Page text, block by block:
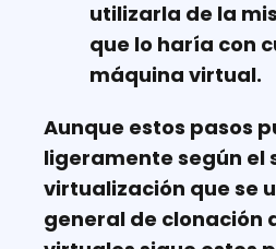
utilizarla de la
que lo haría con
máquina virtual.
Aunque estos pasos
ligeramente según el
virtualización que se
general de clonación